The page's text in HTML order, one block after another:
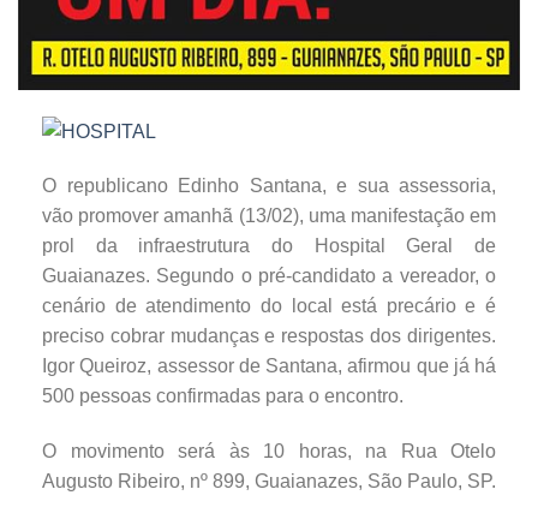
O republicano Edinho Santana, e sua assessoria,
vão promover amanhã (13/02), uma manifestação em
prol da infraestrutura do Hospital Geral de
Guaianazes. Segundo o pré-candidato a vereador, o
cenário de atendimento do local está precário e é
preciso cobrar mudanças e respostas dos dirigentes.
Igor Queiroz, assessor de Santana, afirmou que já há
500 pessoas confirmadas para o encontro.
O movimento será às 10 horas, na Rua Otelo
Augusto Ribeiro, nº 899, Guaianazes, São Paulo, SP.